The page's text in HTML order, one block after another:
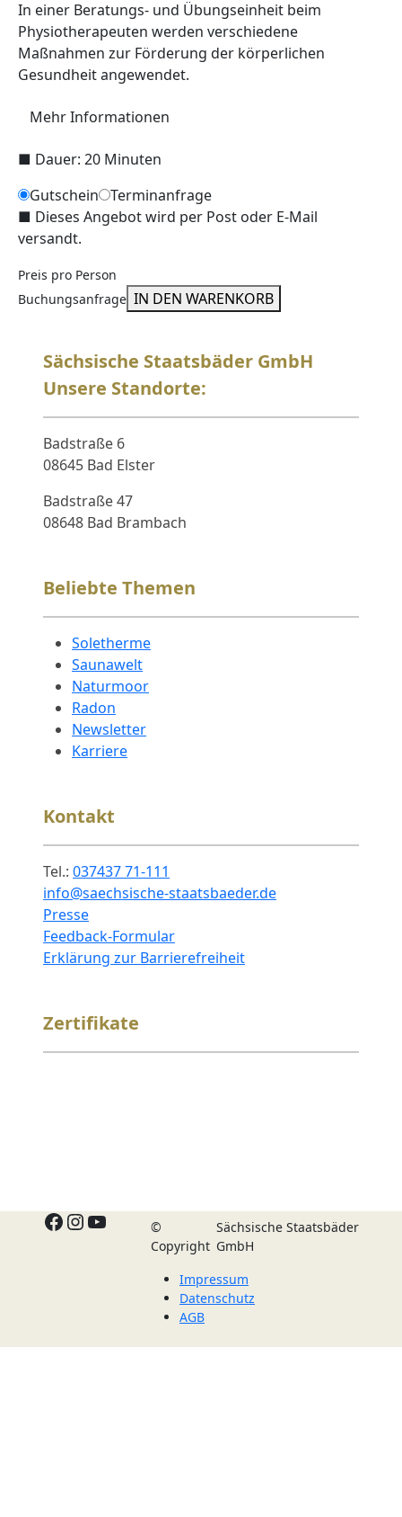
In einer Beratungs- und Übungseinheit beim
Physiotherapeuten werden verschiedene
Maßnahmen zur Förderung der körperlichen
Gesundheit angewendet.
Mehr Informationen
■ Dauer: 20 Minuten
Gutschein
Terminanfrage
■ Dieses Angebot wird per Post oder E-Mail
versandt.
Preis pro Person
Buchungsanfrage IN DEN WARENKORB
Sächsische Staatsbäder GmbH
Unsere Standorte:
Badstraße 6
08645 Bad Elster
Badstraße 47
08648 Bad Brambach
Beliebte Themen
Soletherme
Saunawelt
Naturmoor
Radon
Newsletter
Karriere
Kontakt
Tel.: 037437 71-111
info@saechsische-staatsbaeder.de
Presse
Feedback-Formular
Erklärung zur Barrierefreiheit
Zertifikate
Facebook
Instagram
YouTube
©
Copyright
Sächsische Staatsbäder
GmbH
Impressum
Datenschutz
AGB